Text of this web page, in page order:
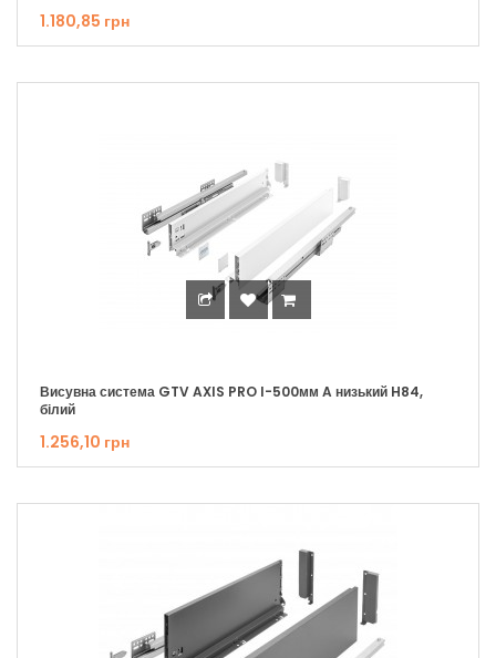
1.180,85 грн
Висувна система GTV AXIS PRO I-500мм A низький H84,
білий
1.256,10 грн